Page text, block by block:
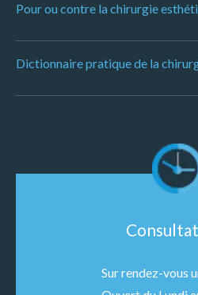
Pour ou contre la chirurgie
Dictionnaire pratique de la
Sur rendez-vous